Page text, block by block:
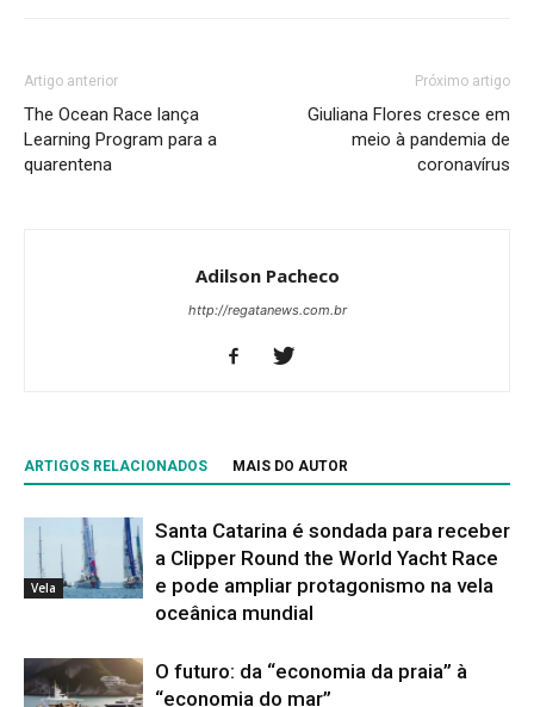
Artigo anterior
The Ocean Race lança
Learning Program para a
quarentena
Próximo artigo
Giuliana Flores cresce em
meio à pandemia de
coronavírus
Adilson Pacheco
http://regatanews.com.br
ARTIGOS RELACIONADOS MAIS DO AUTOR
Vela
Santa Catarina é sondada para receber
a Clipper Round the World Yacht Race
e pode ampliar protagonismo na vela
oceânica mundial
O futuro: da “economia da praia” à
“economia do mar”